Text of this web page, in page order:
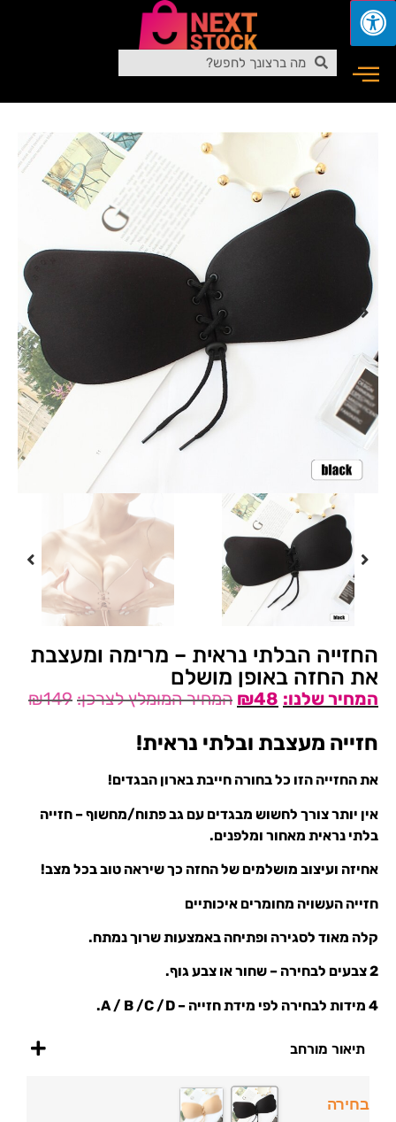
החזייה הבלתי נראית – מרימה ומעצבת
את החזה באופן מושלם
₪149 ₪48
חזייה מעצבת ובלתי נראית!
את החזייה הזו כל בחורה חייבת בארון הבגדים!
אין יותר צורך לחשוש מבגדים עם גב פתוח/מחשוף – חזייה
בלתי נראית מאחור ומלפנים.
אחיזה ועיצוב מושלמים של החזה כך שיראה טוב בכל מצב!
חזייה העשויה מחומרים איכותיים
קלה מאוד לסגירה ופתיחה באמצעות שרוך נמתח.
2 צבעים לבחירה – שחור או צבע גוף.
4 מידות לבחירה לפי מידת חזייה – A / B /C /D.
תיאור מורחב
בחירה